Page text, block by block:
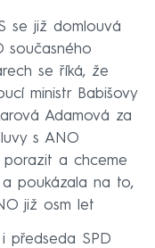
se již domlouvá
současného
se říká, že
ministr Babišovy
Adamová za
s ANO
porazit a chceme
a poukázala na to,
již osm let
předseda SPD